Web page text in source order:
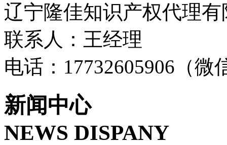
辽宁隆佳知识产权代理有
联系人：王经理
电话：17732605906（微
新闻中心
NEWS DISPANY